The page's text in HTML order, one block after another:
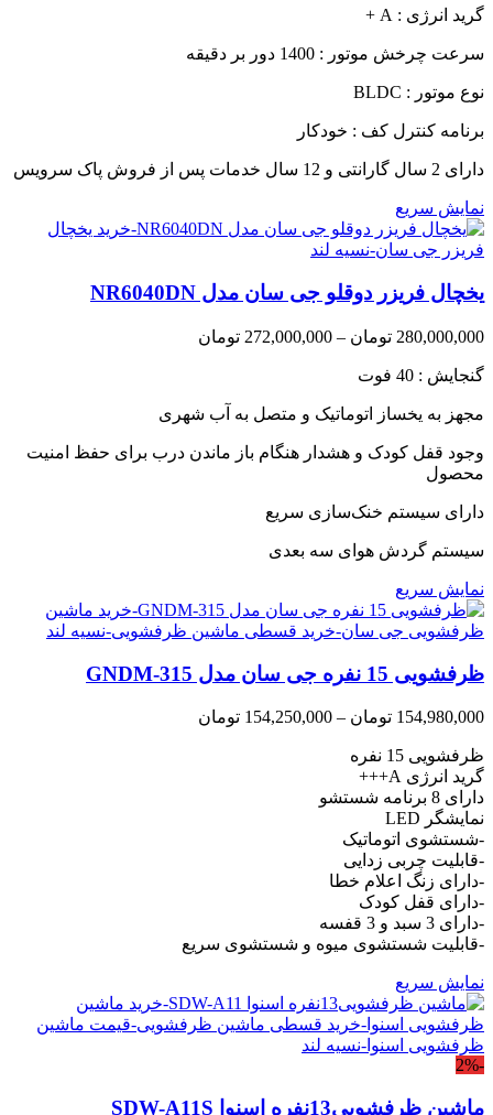
گرید انرژی : A +
سرعت چرخش موتور : 1400 دور بر دقیقه
نوع موتور : BLDC
برنامه کنترل کف : خودکار
دارای 2 سال گارانتی و 12 سال خدمات پس از فروش پاک سرویس
نمایش سریع
یخچال فریزر دوقلو جی سان مدل NR6040DN
280,000,000 تومان –
272,000,000 تومان
280,000,000 تومان
گنجایش : 40 فوت
مجهز به یخساز اتوماتیک و متصل به آب شهری
وجود قفل کودک و هشدار هنگام باز ماندن درب برای حفظ امنیت
محصول
دارای سیستم خنک‌سازی سریع
سیستم گردش هوای سه بعدی
نمایش سریع
ظرفشویی 15 نفره جی سان مدل GNDM-315
154,980,000 تومان –
154,250,000 تومان
ظرفشویی 15 نفره
گرید انرژی A+++
دارای 8 برنامه شستشو
نمایشگر LED
-شستشوی اتوماتیک
-قابلیت چربی زدایی
-دارای زنگ اعلام خطا
-دارای قفل کودک
-دارای 3 سبد و 3 قفسه
-قابلیت شستشوی میوه و شستشوی سریع
نمایش سریع
-2%
ماشین ظرفشویی13نفره اسنوا SDW-A11S